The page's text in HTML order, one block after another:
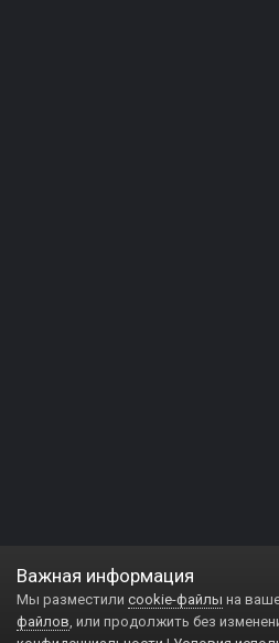
Важная информация
Мы разместили cookie-файлы на
файлов, или продолжить без